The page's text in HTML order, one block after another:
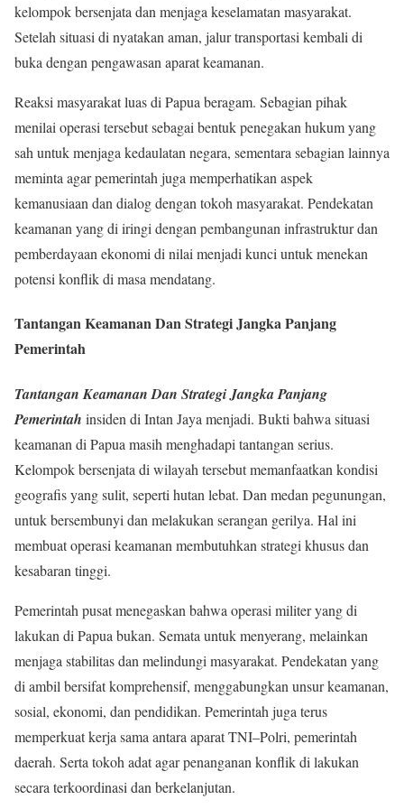
kelompok bersenjata dan menjaga keselamatan masyarakat.
Setelah situasi di nyatakan aman, jalur transportasi kembali di
buka dengan pengawasan aparat keamanan.
Reaksi masyarakat luas di Papua beragam. Sebagian pihak
menilai operasi tersebut sebagai bentuk penegakan hukum yang
sah untuk menjaga kedaulatan negara, sementara sebagian lainnya
meminta agar pemerintah juga memperhatikan aspek
kemanusiaan dan dialog dengan tokoh masyarakat. Pendekatan
keamanan yang di iringi dengan pembangunan infrastruktur dan
pemberdayaan ekonomi di nilai menjadi kunci untuk menekan
potensi konflik di masa mendatang.
Tantangan Keamanan Dan Strategi Jangka Panjang
Pemerintah
Tantangan Keamanan Dan Strategi Jangka Panjang
Pemerintah insiden di Intan Jaya menjadi. Bukti bahwa situasi
keamanan di Papua masih menghadapi tantangan serius.
Kelompok bersenjata di wilayah tersebut memanfaatkan kondisi
geografis yang sulit, seperti hutan lebat. Dan medan pegunungan,
untuk bersembunyi dan melakukan serangan gerilya. Hal ini
membuat operasi keamanan membutuhkan strategi khusus dan
kesabaran tinggi.
Pemerintah pusat menegaskan bahwa operasi militer yang di
lakukan di Papua bukan. Semata untuk menyerang, melainkan
menjaga stabilitas dan melindungi masyarakat. Pendekatan yang
di ambil bersifat komprehensif, menggabungkan unsur keamanan,
sosial, ekonomi, dan pendidikan. Pemerintah juga terus
memperkuat kerja sama antara aparat TNI–Polri, pemerintah
daerah. Serta tokoh adat agar penanganan konflik di lakukan
secara terkoordinasi dan berkelanjutan.